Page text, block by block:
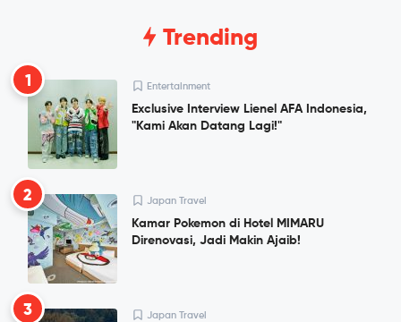
Trending
1 Entertainment
Exclusive Interview Lienel AFA Indonesia,
"Kami Akan Datang Lagi!"
2 Japan Travel
Kamar Pokemon di Hotel MIMARU
Direnovasi, Jadi Makin Ajaib!
3 Japan Travel